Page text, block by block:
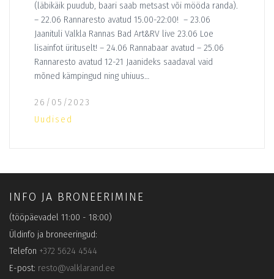
(läbikäik puudub, baari saab metsast või mööda randa).
– 22.06 Rannaresto avatud 15.00-22:00! – 23.06
Jaanituli Valkla Rannas Bad Art&RV live 23.06 Loe
lisainfot ürituselt! – 24.06 Rannabaar avatud – 25.06
Rannaresto avatud 12-21 Jaanideks saadaval vaid
mõned kämpingud ning uhiuus…
26/05/2023
Uudised
INFO JA BRONEERIMINE
(tööpäevadel 11:00 - 18:00)
Üldinfo ja broneeringud:
Telefon +372 5624 4544
E-post: resto@valklarand.ee